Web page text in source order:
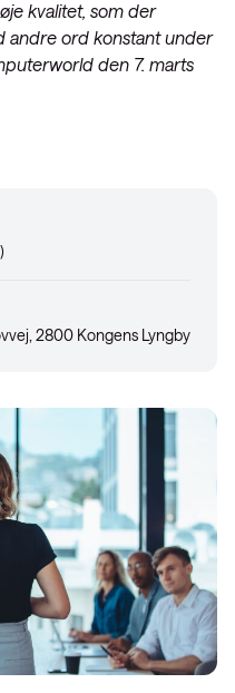
kvalitet, som der
andre ord konstant under
den 7. marts
2800 Kongens Lyngby